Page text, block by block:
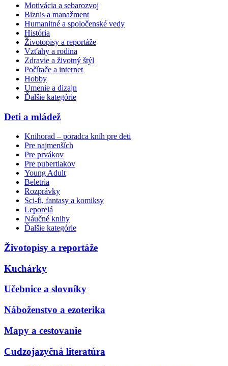
Motivácia a sebarozvoj
Biznis a manažment
Humanitné a spoločenské vedy
História
Životopisy a reportáže
Vzťahy a rodina
Zdravie a životný štýl
Počítače a internet
Hobby
Umenie a dizajn
Ďalšie kategórie
Deti a mládež
Knihorad – poradca kníh pre deti
Pre najmenších
Pre prvákov
Pre pubertiakov
Young Adult
Beletria
Rozprávky
Sci-fi, fantasy a komiksy
Leporelá
Náučné knihy
Ďalšie kategórie
Životopisy a reportáže
Kuchárky
Učebnice a slovníky
Náboženstvo a ezoterika
Mapy a cestovanie
Cudzojazyčná literatúra